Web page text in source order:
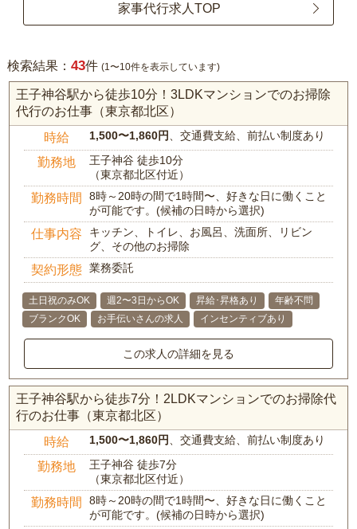
家事代行求人TOP
検索結果： 43件 (1〜10件を表示しています)
王子神谷駅から徒歩10分！3LDKマンションでのお掃除
代行のお仕事（東京都北区）
時給 1,500〜1,860円、交通費支給、前払い制度あり
勤務地
王子神谷 徒歩10分
（東京都北区付近）
勤務時間
8時～20時の間で1時間〜、好きな日に働くこと
が可能です。(候補の日時から選択)
仕事内容
キッチン、トイレ、お風呂、洗面所、リビン
グ、その他のお掃除
契約形態 業務委託
土日祝のみOK 週2〜3日からOK 昇給･昇格あり
年齢不問
ブランクOK
お手伝いさんの求人 インセンティブあり
この求人の詳細を見る
王子神谷駅から徒歩7分！2LDKマンションでのお掃除代
行のお仕事（東京都北区）
時給 1,500〜1,860円、交通費支給、前払い制度あり
勤務地
王子神谷 徒歩7分
（東京都北区付近）
勤務時間
8時～20時の間で1時間〜、好きな日に働くこと
が可能です。(候補の日時から選択)